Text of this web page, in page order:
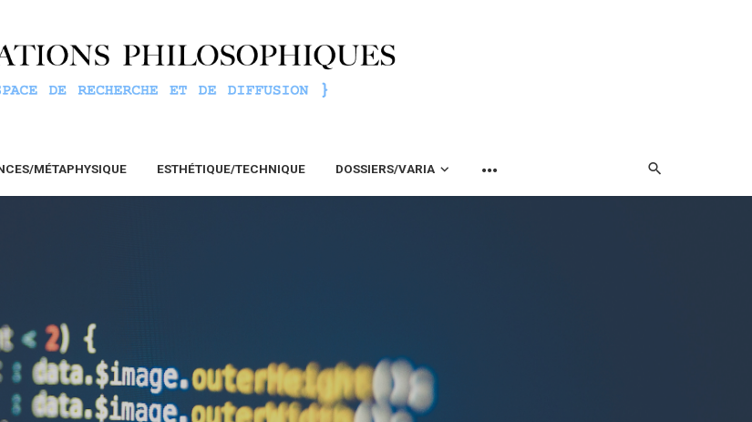
MÉTAPHYSIQUE ESTHÉTIQUE/TECHNIQUE DOSSIERS/VARIA